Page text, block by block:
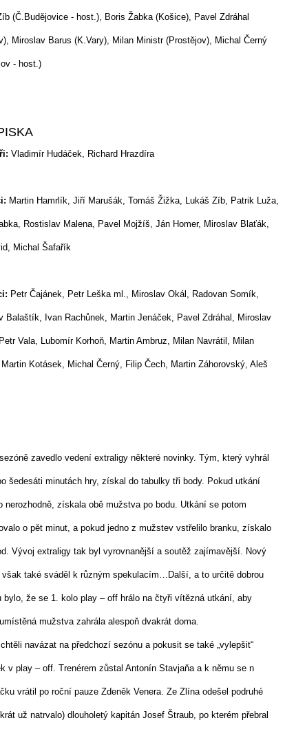
(Č.Budějovice - host.), Boris Žabka (Košice), Pavel Zdráhal
Miroslav Barus (K.Vary), Milan Ministr (Prostějov), Michal Černý
- host.)
Vladimír Hudáček, Richard Hrazdíra
Martin Hamrlík, Jiří Marušák, Tomáš Žižka, Lukáš Zíb, Patrik Luža,
Rostislav Malena, Pavel Mojžíš, Ján Homer, Miroslav Blaťák,
Michal Šafařík
Petr Čajánek, Petr Leška ml., Miroslav Okál, Radovan Somík,
Balaštík, Ivan Rachůnek, Martin Jenáček, Pavel Zdráhal, Miroslav
Vala, Lubomír Korhoň, Martin Ambruz, Milan Navrátil, Milan
Martin Kotásek, Michal Černý, Filip Čech, Martin Záhorovský, Aleš
zavedlo vedení extraligy některé novinky. Tým, který vyhrál
šedesáti minutách hry, získal do tabulky tři body. Pokud utkání
nerozhodně, získala obě mužstva po bodu. Utkání se potom
o pět minut, a pokud jedno z mužstev vstřelilo branku, získalo
Vývoj extraligy tak byl vyrovnanější a soutěž zajímavější. Nový
také sváděl k různým spekulacím…Další, a to určitě dobrou
bylo, že se 1. kolo play – off hrálo na čtyři vítězná utkání, aby
umístěná mužstva zahrála alespoň dvakrát doma.
chtěli navázat na předchozí sezónu a pokusit se také „vylepšit“
v play – off. Trenérem zůstal Antonín Stavjaňa a k němu se n
vrátil po roční pauze Zdeněk Venera. Ze Zlína odešel podruhé
už natrvalo) dlouholetý kapitán Josef Štraub, po kterém přebral